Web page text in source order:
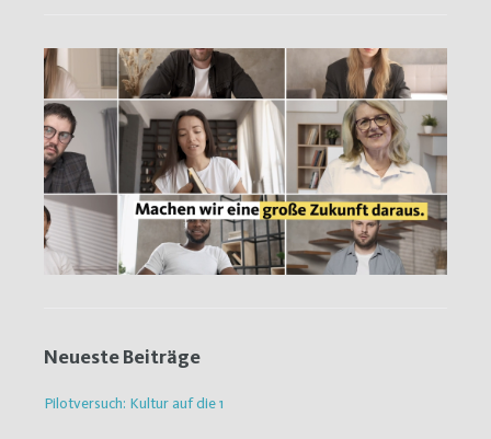
Neueste Beiträge
Pilotversuch: Kultur auf die 1